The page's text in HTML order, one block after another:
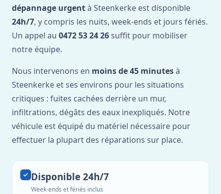
dépannage urgentà Steenkerke est disponible
24h/7, y compris les nuits, week-ends et jours fériés.
Un appel au 0472 53 24 26 suffit pour mobiliser
notre équipe.
Nous intervenons en moins de 45 minutesà
Steenkerke et ses environs pour les situations
critiques : fuites cachées derrière un mur,
infiltrations, dégâts des eaux inexpliqués. Notre
véhicule est équipé du matériel nécessaire pour
effectuer la plupart des réparations sur place.
Disponible 24h/7
Week-ends et fériés inclus